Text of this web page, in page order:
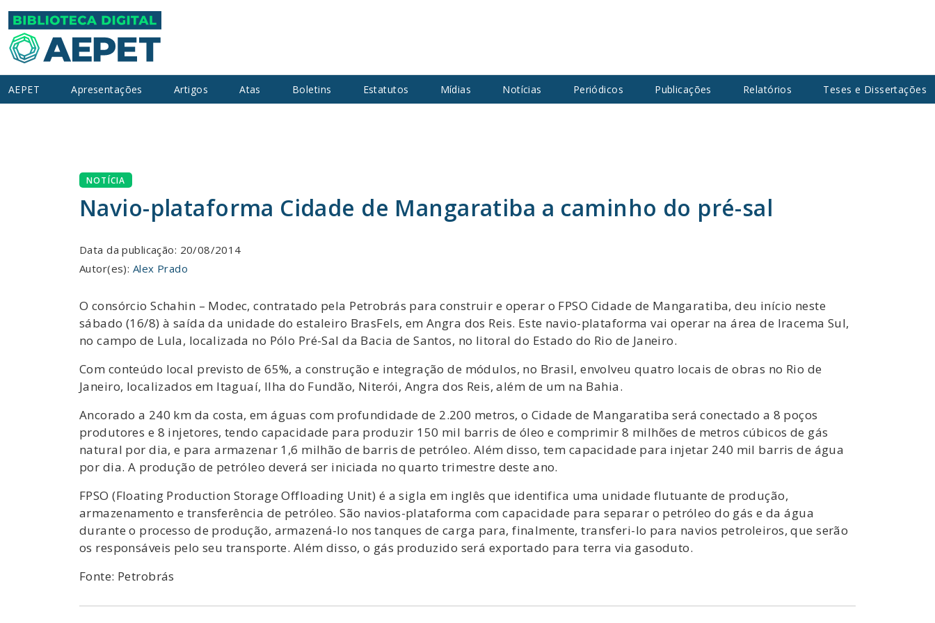
AEPET Apresentações Artigos Atas Boletins Estatutos Mídias Notícias Periódicos Publicações Relatórios Teses e Dissertações
NOTÍCIA
Navio-plataforma Cidade de Mangaratiba a caminho do pré-sal
Data da publicação: 20/08/2014
Autor(es): Alex Prado
O consórcio Schahin – Modec, contratado pela Petrobrás para construir e operar o FPSO Cidade de Mangaratiba, deu início neste
sábado (16/8) à saída da unidade do estaleiro BrasFels, em Angra dos Reis. Este navio-plataforma vai operar na área de Iracema Sul,
no campo de Lula, localizada no Pólo Pré-Sal da Bacia de Santos, no litoral do Estado do Rio de Janeiro.
Com conteúdo local previsto de 65%, a construção e integração de módulos, no Brasil, envolveu quatro locais de obras no Rio de
Janeiro, localizados em Itaguaí, Ilha do Fundão, Niterói, Angra dos Reis, além de um na Bahia.
Ancorado a 240 km da costa, em águas com profundidade de 2.200 metros, o Cidade de Mangaratiba será conectado a 8 poços
produtores e 8 injetores, tendo capacidade para produzir 150 mil barris de óleo e comprimir 8 milhões de metros cúbicos de gás
natural por dia, e para armazenar 1,6 milhão de barris de petróleo. Além disso, tem capacidade para injetar 240 mil barris de água
por dia. A produção de petróleo deverá ser iniciada no quarto trimestre deste ano.
FPSO (Floating Production Storage Offloading Unit) é a sigla em inglês que identifica uma unidade flutuante de produção,
armazenamento e transferência de petróleo. São navios-plataforma com capacidade para separar o petróleo do gás e da água
durante o processo de produção, armazená-lo nos tanques de carga para, finalmente, transferi-lo para navios petroleiros, que serão
os responsáveis pelo seu transporte. Além disso, o gás produzido será exportado para terra via gasoduto.
Fonte: Petrobrás